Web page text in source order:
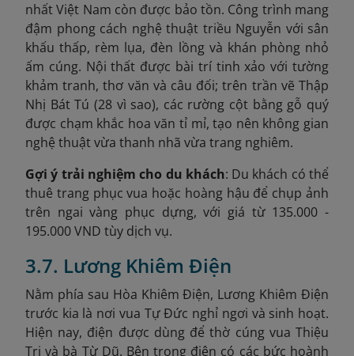
nhất Việt Nam còn được bảo tồn. Công trình mang
đậm phong cách nghệ thuật triều Nguyễn với sân
khấu thấp, rèm lụa, đèn lồng và khán phòng nhỏ
ấm cúng. Nội thất được bài trí tinh xảo với tường
khảm tranh, thơ văn và câu đối; trên trần vẽ Thập
Nhị Bát Tú (28 vì sao), các rường cột bằng gỗ quý
được chạm khắc hoa văn tỉ mỉ, tạo nên không gian
nghệ thuật vừa thanh nhã vừa trang nghiêm.
Gợi ý trải nghiệm cho du khách: Du khách có thể
thuê trang phục vua hoặc hoàng hậu để chụp ảnh
trên ngai vàng phục dựng, với giá từ 135.000 -
195.000 VND tùy dịch vụ.
3.7. Lương Khiêm Điện
Nằm phía sau Hòa Khiêm Điện, Lương Khiêm Điện
trước kia là nơi vua Tự Đức nghỉ ngơi và sinh hoạt.
Hiện nay, điện được dùng để thờ cúng vua Thiệu
Trị và bà Từ Dũ. Bên trong điện có các bức hoành